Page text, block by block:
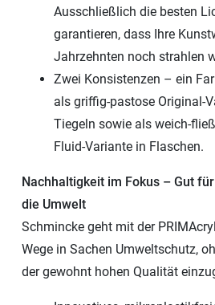
Ausschließlich die besten
garantieren, dass Ihre
Jahrzehnten noch strahlen
Zwei Konsistenzen – ein
als griffig-pastose Original-
Tiegeln sowie als weich-
Fluid-Variante in Flaschen.
Nachhaltigkeit im Fokus – Gut
die Umwelt
Schmincke geht mit der
Wege in Sachen Umweltschutz,
der gewohnt hohen Qualität